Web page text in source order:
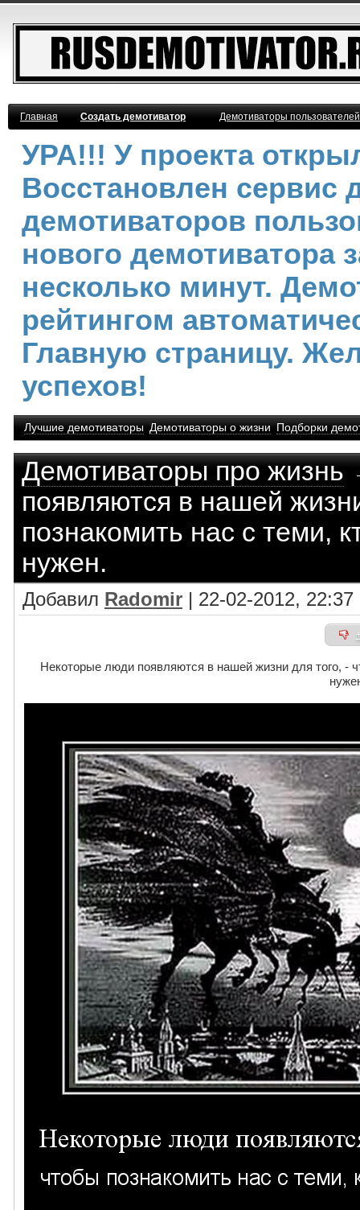
Главная Создать демотиватор Демотиваторы
УРА!!! У проекта
Восстановлен сервис
демотиваторов
нового демотиватора
несколько минут.
рейтингом
Главную страницу.
успехов!
Лучшие демотиваторы Демотиваторы о жизни Подборки
Демотиваторы про жизнь
появляются в нашей
познакомить нас с теми,
нужен.
Добавил Radomir | 22-02-2012, 22:37
Некоторые люди появляются в нашей жизни для того, -